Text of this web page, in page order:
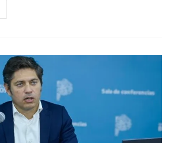
La
Nación
Festejó
Que